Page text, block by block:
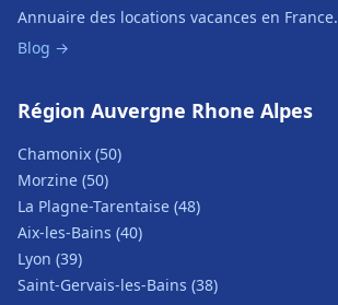
Annuaire des locations vacances en France.
Blog →
Région Auvergne Rhone Alpes
Chamonix (50)
Morzine (50)
La Plagne-Tarentaise (48)
Aix-les-Bains (40)
Lyon (39)
Saint-Gervais-les-Bains (38)